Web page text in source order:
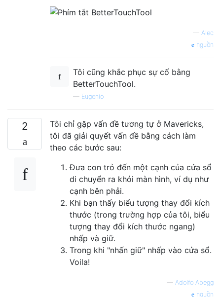
— Alec
nguồn
Tôi cũng khắc phục sự cố bằng
BetterTouchTool.
— Eugenio
2
Tôi chỉ gặp vấn đề tương tự ở Mavericks,
tôi đã giải quyết vấn đề bằng cách làm
theo các bước sau:
Đưa con trỏ đến một cạnh của cửa sổ
di chuyển ra khỏi màn hình, ví dụ như
cạnh bên phải.
Khi bạn thấy biểu tượng thay đổi kích
thước (trong trường hợp của tôi, biểu
tượng thay đổi kích thước ngang)
nhấp và giữ.
Trong khi "nhấn giữ" nhấp vào cửa sổ.
Voila!
— Adolfo Abegg
nguồn